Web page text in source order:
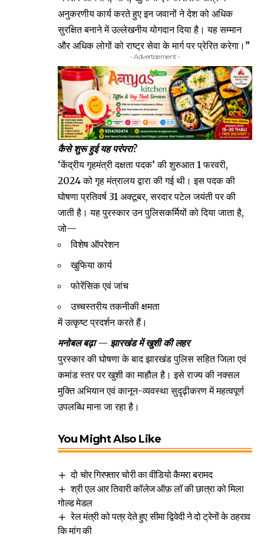
अनुकरणीय कार्य करते हुए इन जवानों ने देश को अधिक
सुरक्षित बनाने में उल्लेखनीय योगदान दिया है। यह सम्मान
और अधिक लोगों को राष्ट्र सेवा के मार्ग पर प्रेरित करेगा।”
- Advertisement -
कैसे शुरू हुई यह परंपरा?
‘केंद्रीय गृहमंत्री दक्षता पदक’ की शुरुआत 1 फरवरी,
2024 को गृह मंत्रालय द्वारा की गई थी। इस पदक की
घोषणा प्रतिवर्ष 31 अक्टूबर, सरदार पटेल जयंती पर की
जाती है। यह पुरस्कार उन पुलिसकर्मियों को दिया जाता है,
जो—
विशेष ऑपरेशन
खुफिया कार्य
फोरेंसिक एवं जांच
उच्चस्तरीय तकनीकी क्षमता
में उत्कृष्ट प्रदर्शन करते हैं।
मनोबल बढ़ा — झारखंड में खुशी की लहर
पुरस्कार की घोषणा के बाद झारखंड पुलिस सहित जिला एवं
कमांड स्तर पर खुशी का माहौल है। इसे राज्य की नक्सल
मुक्ति अभियान एवं कानून-व्यवस्था सुदृढ़ीकरण में महत्वपूर्ण
उपलब्धि माना जा रहा है।
You Might Also Like
दो चोर गिरफ्तार चोरी का वीडियो कैमरा बरामद
श्री एल आर तिवारी कॉलेज ऑफ़ लॉ की छात्रा को मिला
गोल्ड मेडल
रेल मंत्री को पत्र देते हुए सीमा द्विवेदी ने दो ट्रेनों के ठहराव
कि मांग की